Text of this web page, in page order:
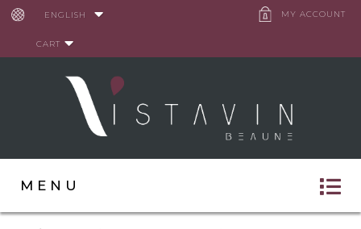
MY ACCOUNT
ENGLISH
CART
MENU
Cookies management panel